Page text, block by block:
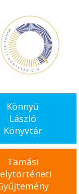
Könnyü
László
Könyvtár
Tamási